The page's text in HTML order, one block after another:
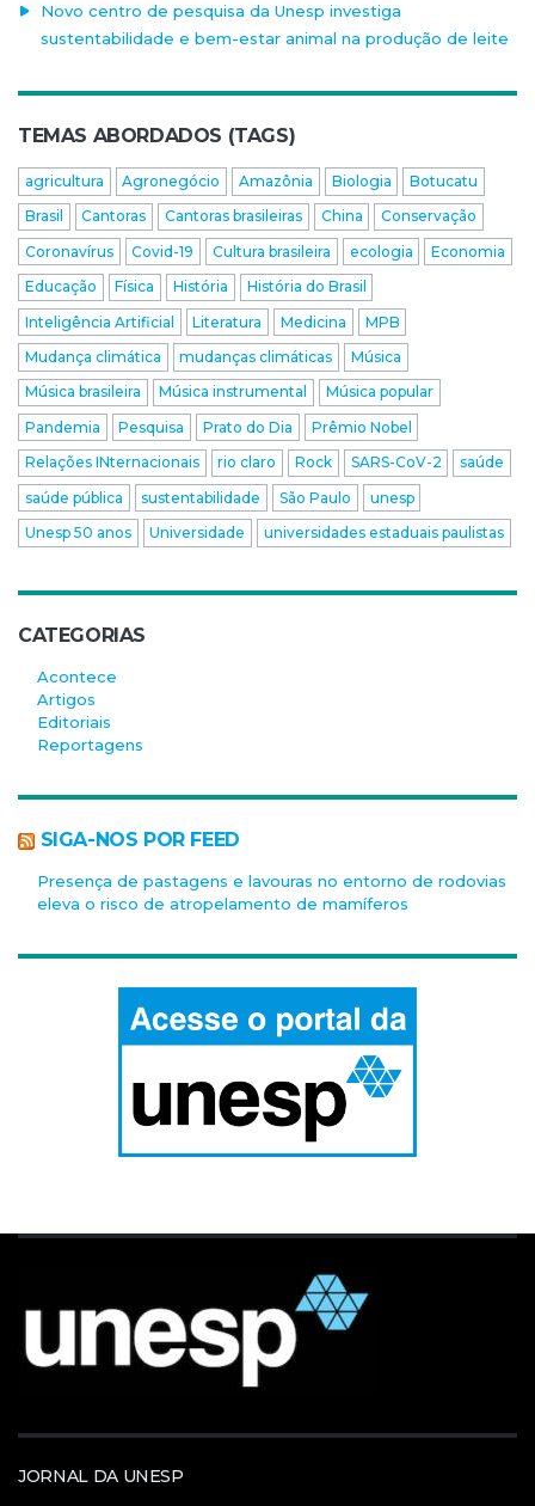
Novo centro de pesquisa da Unesp investiga
sustentabilidade e bem-estar animal na produção de leite
TEMAS ABORDADOS (TAGS)
agricultura Agronegócio Amazônia Biologia
Botucatu
Brasil
Cantoras Cantoras brasileiras China
Conservação
Coronavírus
Covid-19 Cultura brasileira ecologia
Economia
Educação
Física História
História do Brasil
Inteligência Artificial
Literatura Medicina
MPB
Mudança climática
mudanças climáticas
Música
Música brasileira
Música instrumental
Música popular
Pandemia
Pesquisa Prato do Dia
Prêmio Nobel
Relações INternacionais
rio claro Rock SARS-CoV-2
saúde
saúde pública
sustentabilidade São Paulo
unesp
Unesp 50 anos
Universidade universidades estaduais paulistas
CATEGORIAS
Acontece
Artigos
Editoriais
Reportagens
SIGA-NOS POR FEED
Presença de pastagens e lavouras no entorno de rodovias
eleva o risco de atropelamento de mamíferos
JORNAL DA UNESP